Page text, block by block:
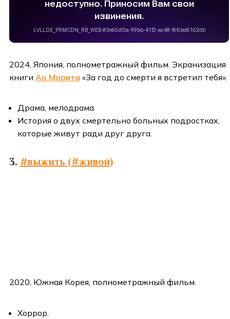
2024, Япония, полнометражный фильм. Экранизация
книги Ао Морита «За год до смерти я встретил тебя».
Драма, мелодрама.
История о двух смертельно больных подростках,
которые живут ради друг друга.
3. #выжить (#живой)
2020, Южная Корея, полнометражный фильм.
Хоррор.